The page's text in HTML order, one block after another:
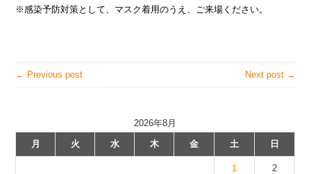
※感染予防対策として、マスク着用のうえ、ご来場ください。
← Previous post Next post →
2026年8月
月
火 水 木 金 土 日
1 2